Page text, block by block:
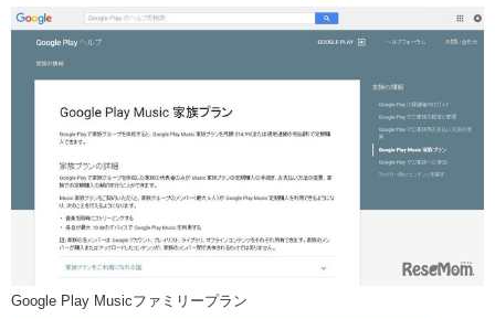
Google Play Musicファミリープラン